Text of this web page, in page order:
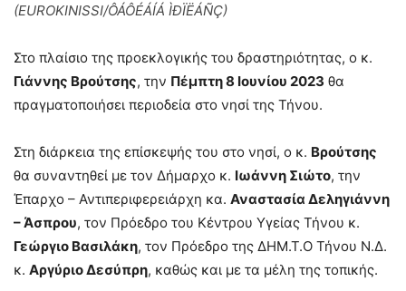
(EUROKINISSI/ÔÁÔÉÁÍÁ ÌÐÏËÁÑÇ)
Στο πλαίσιο της προεκλογικής του δραστηριότητας, ο κ.
Γιάννης Βρούτσης, την Πέμπτη 8 Ιουνίου 2023 θα
πραγματοποιήσει περιοδεία στο νησί της Τήνου.
Στη διάρκεια της επίσκεψής του στο νησί, ο κ. Βρούτσης
θα συναντηθεί με τον Δήμαρχο κ. Ιωάννη Σιώτο, την
Έπαρχο – Αντιπεριφερειάρχη κα. Αναστασία Δεληγιάννη
– Άσπρου, τον Πρόεδρο του Κέντρου Υγείας Τήνου κ.
Γεώργιο Βασιλάκη, τον Πρόεδρο της ΔΗΜ.Τ.Ο Τήνου Ν.Δ.
κ. Αργύριο Δεσύπρη, καθώς και με τα μέλη της τοπικής.